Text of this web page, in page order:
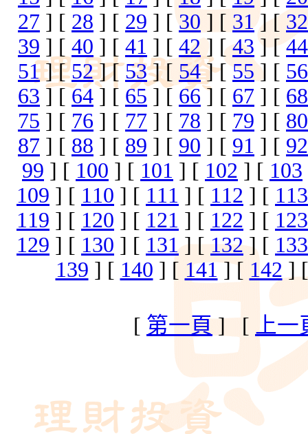
27 ] [ 28 ] [ 29 ] [30 ] [ 31] [ 32
39 ] [ 40 ] [ 41 ] [ 42] [43 ] [44
51] [52] [53] [ 54] [55] [ 56
63 ] [64 ] [ 65 ] [ 66] [ 67 ] [ 68
75 ] [ 76 ] [ 77 ] [ 78 ] [ 79 ] [ 80
87 ] [ 88 ] [ 89 ] [ 90 ] [ 91 ] [ 92
99 ] [ 100 ] [ 101 ] [ 102 ] [ 103
109 ] [ 110 ] [ 111 ] [ 112 ] [ 113
119 ] [ 120 ] [ 121 ] [ 122 ] [ 123
129 ] [ 130 ] [ 131] [132] [ 133
139 ] [ 140 ] [ 141] [ 142 ]
[ 第一頁] [ 上一